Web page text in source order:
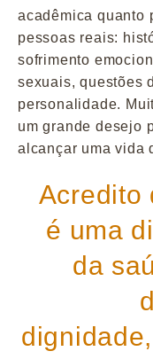
acadêmica quanto
pessoas reais:
sofrimento
sexuais, questões
personalidade.
um grande desejo
alcançar uma vida
Acredito
é uma
da